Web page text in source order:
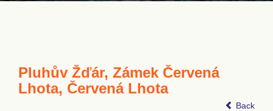
Pluhův Žďár, Zámek Červená
Lhota, Červená Lhota
Back